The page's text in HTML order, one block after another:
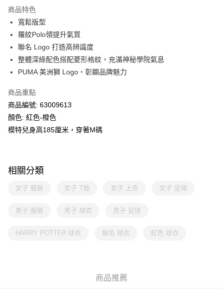
Alipay, PayMe, WeChat Pay, UnionPay, FPS
送貨方式
單筆訂單淨值滿$399可享免運費優惠
每筆HK$30.00，滿HK$399.00或以上免運費
滿$599可享澳門免運費優惠
商品特色
寬鬆版型
羅紋Polo領提升氣質
聯名 Logo 打造高辨識度
整體深綠配色搭配菱形格紋，充滿神秘學院氣息
PUMA 美洲獅 Logo，彰顯品牌魅力
商品重點
商品編號: 63009613
顏色: 紅色-橙色
模特兒身高185厘米，穿著M碼
相關分類
女子 服裝 女子 T恤 女子 上衣 女子 足球
男子 服裝 男子 球衣 男子 足球
HARRY POTTER 球衣 聯名 球衣 紅色 球衣
商品推薦